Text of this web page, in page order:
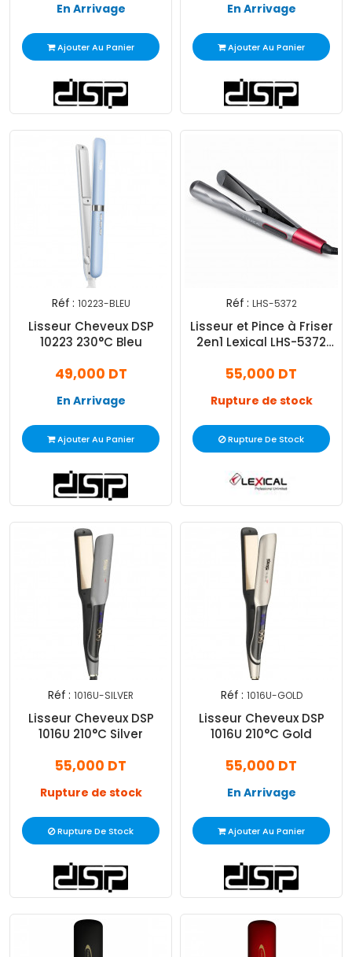
En Arrivage
Ajouter Au Panier
En Arrivage
Ajouter Au Panier
Réf : 10223-BLEU
Lisseur Cheveux DSP
10223 230°C Bleu
49,000 DT
En Arrivage
Ajouter Au Panier
Réf : LHS-5372
Lisseur et Pince à Friser
2en1 Lexical LHS-5372
55,000 DT
Rupture de stock
Rupture De Stock
Réf : 1016U-SILVER
Lisseur Cheveux DSP
1016U 210°C Silver
55,000 DT
Rupture de stock
Rupture De Stock
Réf : 1016U-GOLD
Lisseur Cheveux DSP
1016U 210°C Gold
55,000 DT
En Arrivage
Ajouter Au Panier